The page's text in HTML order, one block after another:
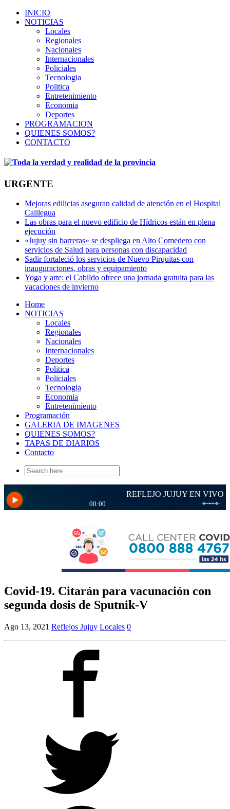
INICIO
NOTICIAS
Locales
Regionales
Nacionales
Internacionales
Policiales
Tecnologia
Politica
Entretenimiento
Economia
Deportes
PROGRAMACION
QUIENES SOMOS?
CONTACTO
URGENTE
Mejoras edilicias aseguran calidad de atención en el Hospital
Calilegua
Las obras para el nuevo edificio de Hídricos están en plena
ejecución
«Jujuy sin barreras» se despliega en Alto Comedero con
servicios de Salud para personas con discapacidad
Sadir fortaleció los servicios de Nuevo Pirquitas con
inauguraciones, obras y equipamiento
Yoga y arte: el Cabildo ofrece una jornada gratuita para las
vacaciones de invierno
Home
NOTICIAS
Locales
Regionales
Nacionales
Internacionales
Deportes
Politica
Policiales
Tecnologia
Economia
Entretenimiento
Programación
GALERIA DE IMAGENES
QUIENES SOMOS?
TAPAS DE DIARIOS
Contacto
Search
for:
Covid-19. Citarán para vacunación con
segunda dosis de Sputnik-V
Ago 13, 2021 Reflejos Jujuy Locales 0